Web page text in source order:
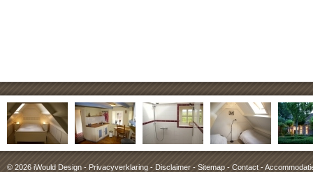
© 2026 iWould Design - Privacyverklaring - Disclaimer - Sitemap - Contact -